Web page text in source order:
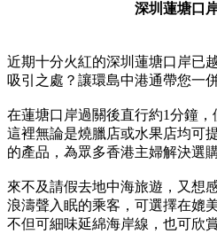
深圳蓮塘口
近期十分火紅的深圳蓮塘口岸已
吸引之處？讓環島中港通帶您一
在蓮塘口岸過關後直行約1分鐘，
這裡無論是燒臘店或水果店均可
的產品，為眾多香港主婦解決選
來不及請假去地中海旅遊，又想
浪濤聲入眠的乘客，可選擇在
不但可細味延綿海岸線，也可欣